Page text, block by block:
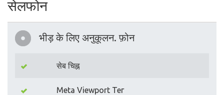
सेलफोन
भीड़ के लिए अनुकूलन. फ़ोन
सेब चिह्न
Meta Viewport Тег